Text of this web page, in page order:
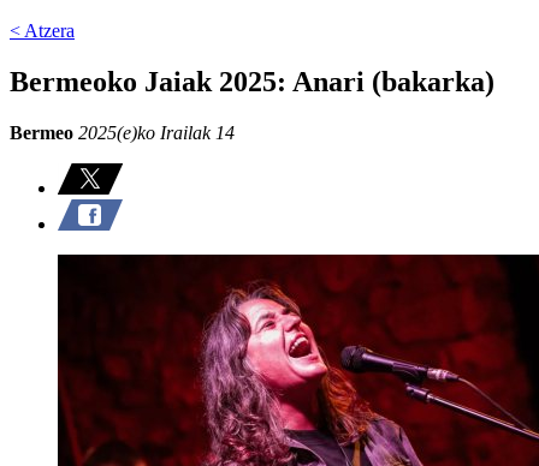
< Atzera
Bermeoko Jaiak 2025: Anari (bakarka)
Bermeo 2025(e)ko Irailak 14